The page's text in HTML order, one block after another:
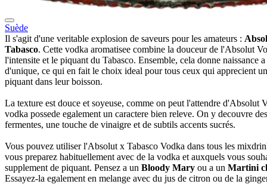
Suède
Il s'agit d'une veritable explosion de saveurs pour les amateurs :
Tabasco. Cette vodka aromatisee combine la douceur de l'Absolut
l'intensite et le piquant du Tabasco. Ensemble, cela donne naissance
d'unique, ce qui en fait le choix ideal pour tous ceux qui apprecient
piquant dans leur boisson.
La texture est douce et soyeuse, comme on peut l'attendre d'Absolut
vodka possede egalement un caractere bien releve. On y decouvre
fermentes, une touche de vinaigre et de subtils accents sucrés.
Vous pouvez utiliser l'Absolut x Tabasco Vodka dans tous les
vous preparez habituellement avec de la vodka et auxquels vous
supplement de piquant. Pensez a un Bloody Mary ou a un Martini
Essayez-la egalement en melange avec du jus de citron ou de la